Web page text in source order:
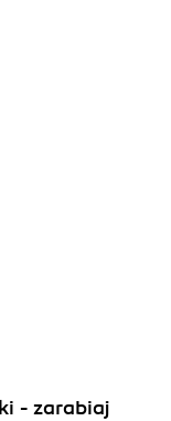
- zarabiaj